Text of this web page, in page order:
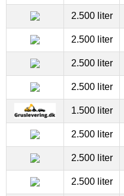
2.500 liter
2.500 liter
2.500 liter
2.500 liter
1.500 liter
2.500 liter
2.500 liter
2.500 liter